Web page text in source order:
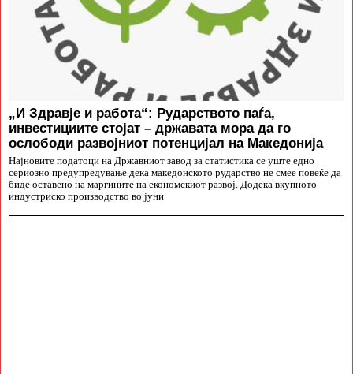
„И Здравје и работа“: Рударството паѓа,
инвестициите стојат – државата мора да го
ослободи развојниот потенцијал на Македонија
Најновите податоци на Државниот завод за статистика се уште едно
сериозно предупредување дека македонското рударство не смее повеќе да
биде оставено на маргините на економскиот развој. Додека вкупното
индустриско производство во јуни